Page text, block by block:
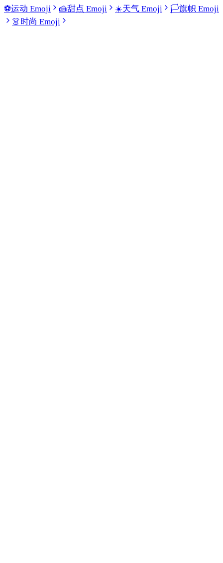
⚽运动 Emoji 🍰甜点 Emoji ☀️天气 Emoji 🏳️旗帜 Emoji
👗时尚 Emoji